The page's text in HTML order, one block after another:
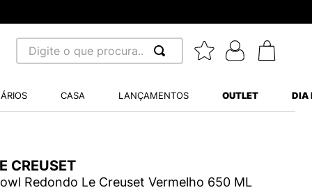
Digite o que procura...
CASA LANÇAMENTOS OUTLET DIA
CREUSET
Redondo Le Creuset Vermelho 650 ML
BALANCE 530
WHITE